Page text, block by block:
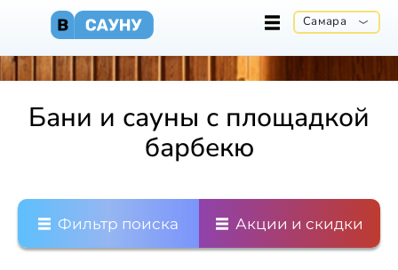
Самара
Бани и сауны с площадкой
барбекю
Фильтр поиска Акции и скидки